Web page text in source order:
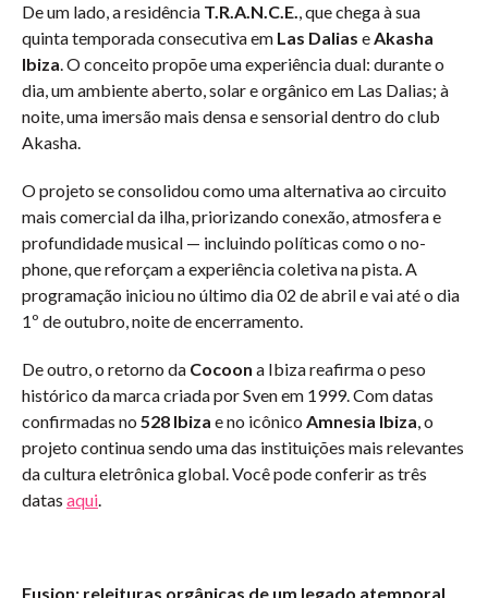
De um lado, a residência T.R.A.N.C.E., que chega à sua
quinta temporada consecutiva em Las Dalias eAkasha
Ibiza. O conceito propõe uma experiência dual: durante o
dia, um ambiente aberto, solar e orgânico em Las Dalias; à
noite, uma imersão mais densa e sensorial dentro do club
Akasha.
O projeto se consolidou como uma alternativa ao circuito
mais comercial da ilha, priorizando conexão, atmosfera e
profundidade musical — incluindo políticas como o no-
phone, que reforçam a experiência coletiva na pista. A
programação iniciou no último dia 02 de abril e vai até o dia
1º de outubro, noite de encerramento.
De outro, o retorno da Cocoon a Ibiza reafirma o peso
histórico da marca criada por Sven em 1999. Com datas
confirmadas no 528 Ibiza e no icônico Amnesia Ibiza, o
projeto continua sendo uma das instituições mais relevantes
da cultura eletrônica global. Você pode conferir as três
datas aqui.
Fusion: releituras orgânicas de um legado atemporal